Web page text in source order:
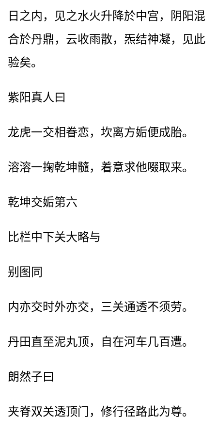
日之内，见之水火升降於中宫，阴阳混
合於丹鼎，云收雨散，炁结神凝，见此
验矣。
紫阳真人曰
龙虎一交相眷恋，坎离方姤便成胎。
溶溶一掬乾坤髓，着意求他啜取来。
乾坤交姤第六
比栏中下关大略与
别图同
内亦交时外亦交，三关通透不须劳。
丹田直至泥丸顶，自在河车几百遭。
朗然子曰
夹脊双关透顶门，修行径路此为尊。